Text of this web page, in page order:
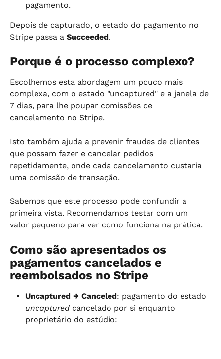
pagamento.
Depois de capturado, o estado do pagamento no
Stripe passa a Succeeded.
Porque é o processo complexo?
Escolhemos esta abordagem um pouco mais
complexa, com o estado "uncaptured" e a janela de
7 dias, para lhe poupar comissões de
cancelamento no Stripe.
Isto também ajuda a prevenir fraudes de clientes
que possam fazer e cancelar pedidos
repetidamente, onde cada cancelamento custaria
uma comissão de transação.
Sabemos que este processo pode confundir à
primeira vista. Recomendamos testar com um
valor pequeno para ver como funciona na prática.
Como são apresentados os
pagamentos cancelados e
reembolsados no Stripe
Uncaptured → Canceled: pagamento do estado
uncaptured cancelado por si enquanto
proprietário do estúdio: